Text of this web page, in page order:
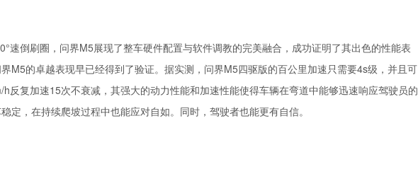
速倒刷圈，问界M5展现了整车硬件配置与软件调教的完美融合，成功证明了其出色的性能表
M5的卓越表现早已经得到了验证。据实测，问界M5四驱版的百公里加速只需要4s级，并且可
反复加速15次不衰减，其强大的动力性能和加速性能使得车辆在弯道中能够迅速响应驾驶员的
定，在持续爬坡过程中也能应对自如。同时，驾驶者也能更有自信。